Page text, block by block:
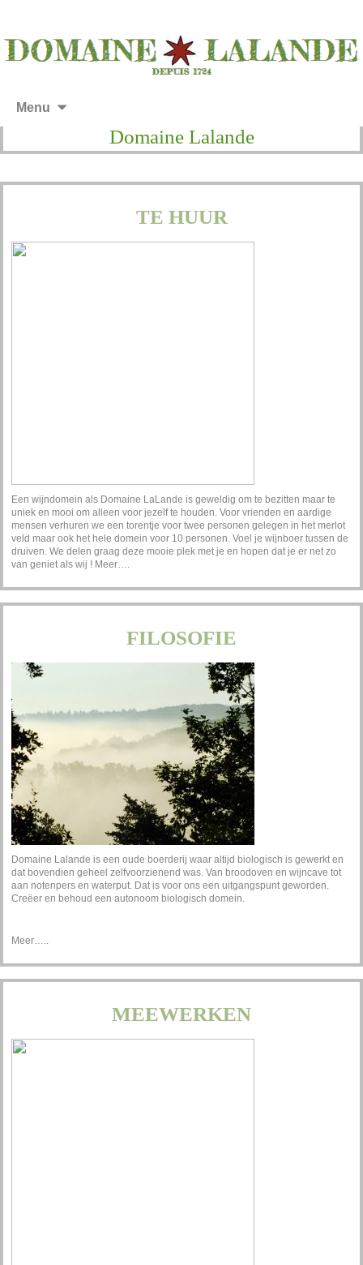
Menu
Domaine Lalande
TE HUUR
Een wijndomein als Domaine LaLande is geweldig om te bezitten maar te
uniek en mooi om alleen voor jezelf te houden. Voor vrienden en aardige
mensen verhuren we een torentje voor twee personen gelegen in het merlot
veld maar ook het hele domein voor 10 personen. Voel je wijnboer tussen de
druiven. We delen graag deze mooie plek met je en hopen dat je er net zo
van geniet als wij ! Meer….
FILOSOFIE
Domaine Lalande is een oude boerderij waar altijd biologisch is gewerkt en
dat bovendien geheel zelfvoorzienend was. Van broodoven en wijncave tot
aan notenpers en waterput. Dat is voor ons een uitgangspunt geworden.
Creëer en behoud een autonoom biologisch domein.
Meer…..
MEEWERKEN